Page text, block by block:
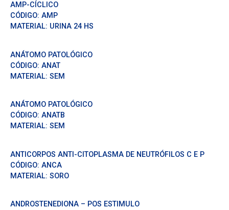
AMP-CÍCLICO
CÓDIGO: AMP
MATERIAL: URINA 24 HS
ANÁTOMO PATOLÓGICO
CÓDIGO: ANAT
MATERIAL: SEM
ANÁTOMO PATOLÓGICO
CÓDIGO: ANATB
MATERIAL: SEM
ANTICORPOS ANTI-CITOPLASMA DE NEUTRÓFILOS C E P
CÓDIGO: ANCA
MATERIAL: SORO
ANDROSTENEDIONA – POS ESTIMULO